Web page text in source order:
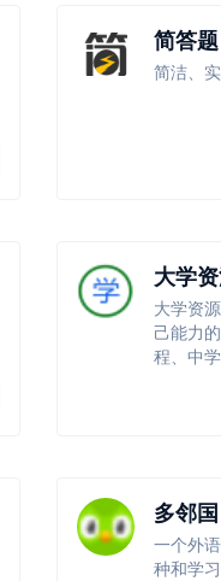
简答题
简洁、
大学
大学资
己能力
程、中
多邻国
一个外
种和学